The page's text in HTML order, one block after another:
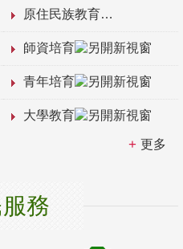
原住民族教育
師資培育
青年培育
大學教育
更多
務